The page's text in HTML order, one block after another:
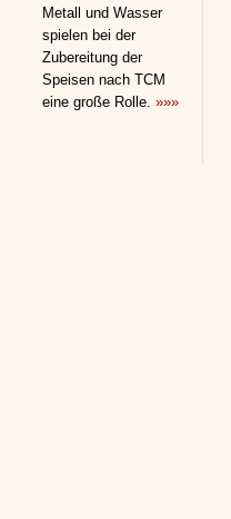
Metall und Wasser
spielen bei der
Zubereitung der
Speisen nach TCM
eine große Rolle. »»»